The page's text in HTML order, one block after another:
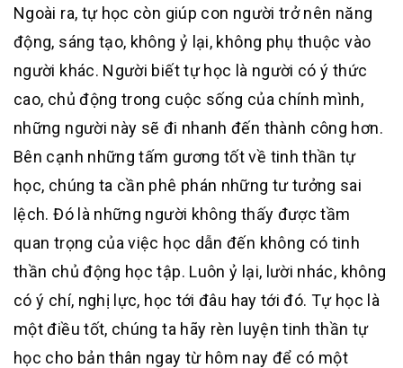
Ngoài ra, tự học còn giúp con người trở nên năng
động, sáng tạo, không ỷ lại, không phụ thuộc vào
người khác. Người biết tự học là người có ý thức
cao, chủ động trong cuộc sống của chính mình,
những người này sẽ đi nhanh đến thành công hơn.
Bên cạnh những tấm gương tốt về tinh thần tự
học, chúng ta cần phê phán những tư tưởng sai
lệch. Đó là những người không thấy được tầm
quan trọng của việc học dẫn đến không có tinh
thần chủ động học tập. Luôn ỷ lại, lười nhác, không
có ý chí, nghị lực, học tới đâu hay tới đó. Tự học là
một điều tốt, chúng ta hãy rèn luyện tinh thần tự
học cho bản thân ngay từ hôm nay để có một